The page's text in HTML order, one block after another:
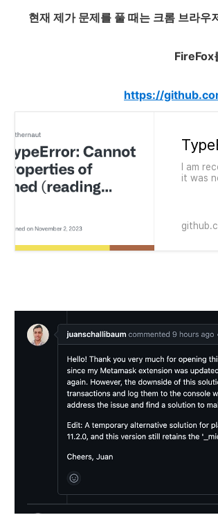
현재 제가 문제를 풀 때는 크롬 브라
FireFox
https://
I am
it was